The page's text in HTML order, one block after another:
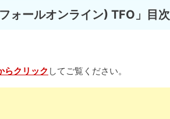
ォールオンライン) TFO」目次
らクリック してご覧ください。